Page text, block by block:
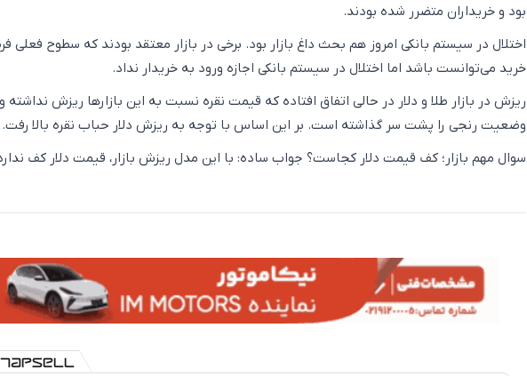
بود و خریداران متضرر شده بودند.
اختلال در سیستم بانکی امروز هم بحث داغ بازار بود. برخی در بازار معتقد بودند که سطوح فعلی
خرید می‌توانست باشد اما اختلال در سیستم بانکی اجازه ورود به خریدار نداد.
ریزش در بازار طلا و دلار در حالی اتفاق افتاده که قیمت نقره نسبت به این بازارها ریزش نداشته و
وضعیت رنجی را پشت سر گذاشته است. بر این اساس با توجه به ریزش دلار حباب نقره بالا رفت.
سوال مهم بازار؛ کف قیمت دلار کجاست؟ جواب ساده: با این مدل ریزش بازار، قیمت دلار کف